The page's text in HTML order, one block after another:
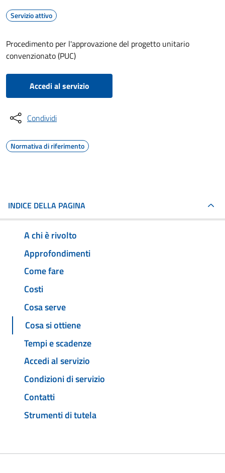
Servizio attivo
Procedimento per l'approvazione del progetto unitario
convenzionato (PUC)
Accedi al servizio
Condividi
Normativa di riferimento
INDICE DELLA PAGINA
A chi è rivolto
Approfondimenti
Come fare
Costi
Cosa serve
Cosa si ottiene
Tempi e scadenze
Accedi al servizio
Condizioni di servizio
Contatti
Strumenti di tutela